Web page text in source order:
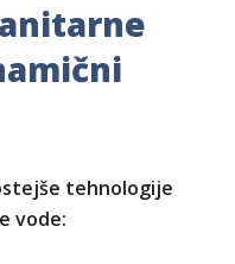
tehnologije
vode: